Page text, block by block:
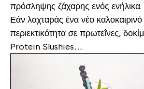
πρόσληψης ζάχαρης ενός
Εάν λαχταράς ένα νέο
περιεκτικότητα σε πρωτεΐνες,
Protein Slushies…